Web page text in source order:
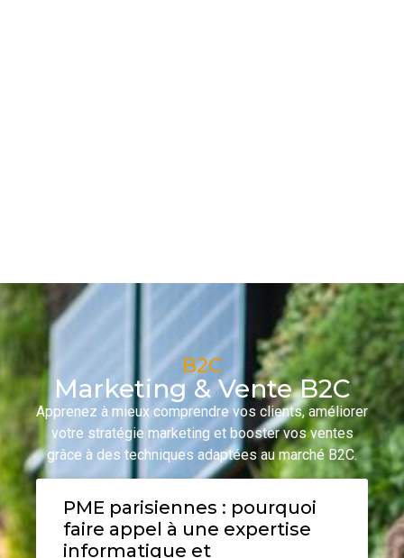
B2C
Marketing & Vente B2C
Apprenez à mieux comprendre vos clients, améliorer
votre stratégie marketing et booster vos ventes
grâce à des techniques adaptées au marché B2C.
PME parisiennes : pourquoi
faire appel à une expertise
informatique et